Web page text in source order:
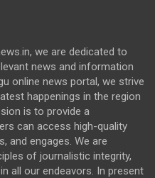
we are dedicated to
news and information
online news portal, we strive
happenings in the region
is to provide a
can access high-quality
and engages. We are
of journalistic integrity,
all our endeavors. In present